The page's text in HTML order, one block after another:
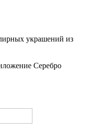
украшений из
Серебро